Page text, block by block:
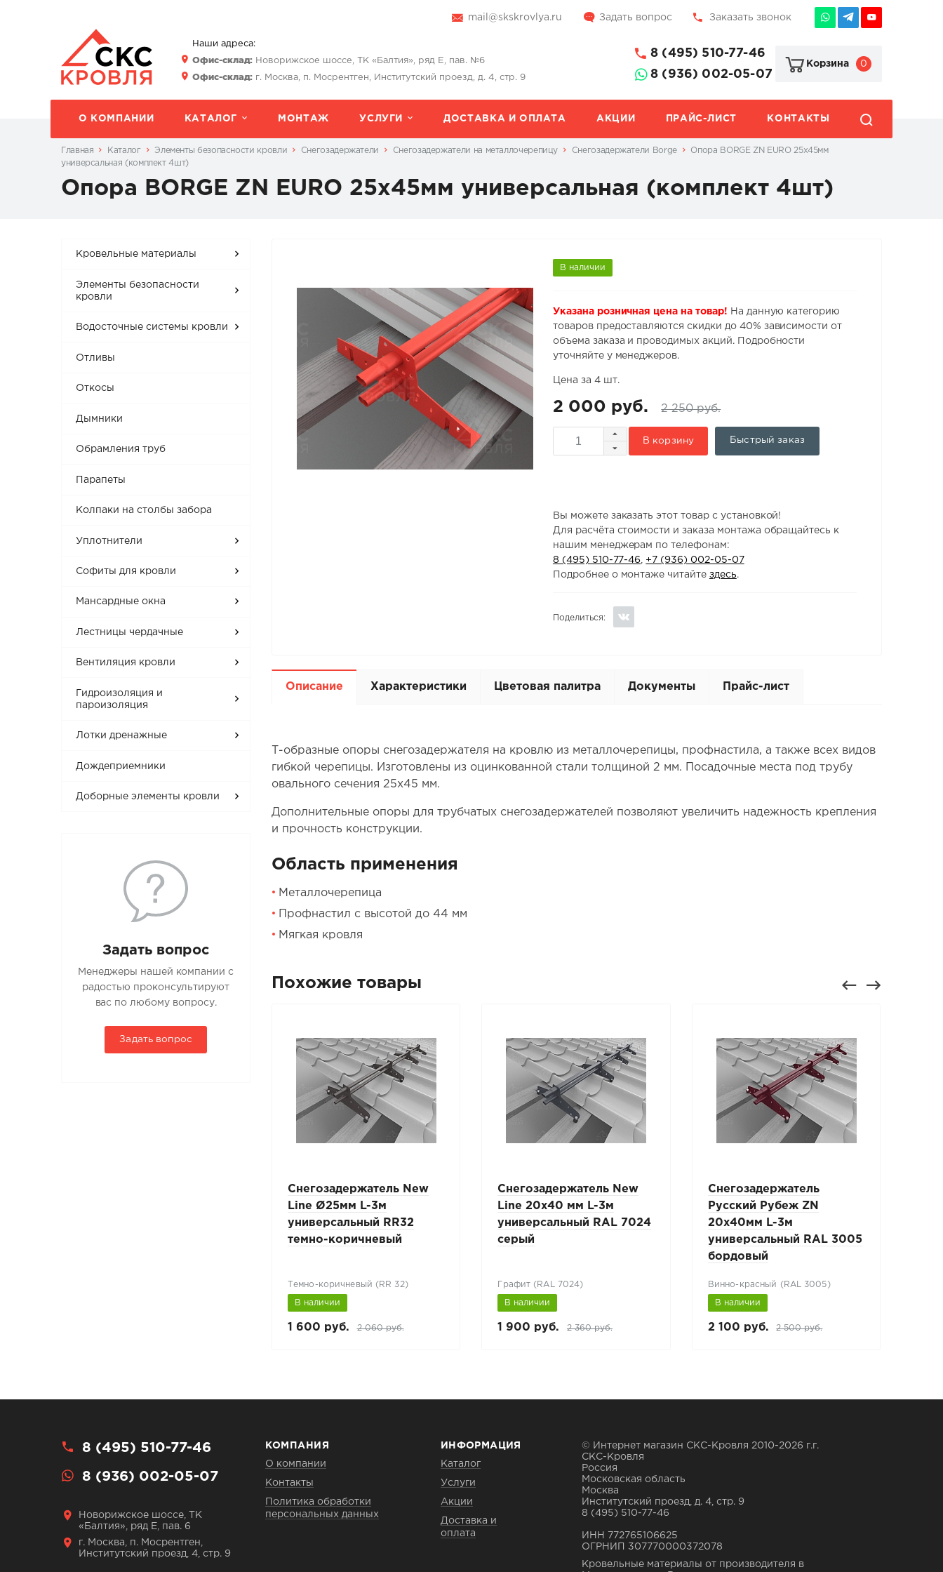
mail@skskrovlya.ru Задать вопрос Заказать звонок
Наши адреса:
Офис-склад:Новорижское шоссе, ТК «Балтия», ряд Е, пав. №6
Офис-склад:г. Москва, п. Мосрентген, Институтский проезд, д. 4, стр. 9
8 (495) 510-77-46
8 (936) 002-05-07
Корзина 0
О КОМПАНИИ КАТАЛОГ МОНТАЖ УСЛУГИ ДОСТАВКА И ОПЛАТА АКЦИИ ПРАЙС-ЛИСТ КОНТАКТЫ
Главная Каталог Элементы безопасности кровли Снегозадержатели Снегозадержатели на металлочерепицу Снегозадержатели Borge
Опора BORGE ZN EURO 25х45мм
универсальная (комплект 4шт)
Опора BORGE ZN EURO 25х45мм универсальная (комплект 4шт)
Кровельные материалы
Элементы безопасности
кровли
Водосточные системы кровли
Отливы
Откосы
Дымники
Обрамления труб
Парапеты
Колпаки на столбы забора
Уплотнители
Софиты для кровли
Мансардные окна
Лестницы чердачные
Вентиляция кровли
Гидроизоляция и
пароизоляция
Лотки дренажные
Дождеприемники
Доборные элементы кровли
Задать вопрос
Менеджеры нашей компании с
радостью проконсультируют
вас по любому вопросу.
Задать вопрос
В наличии
Указана розничная цена на товар! На данную категорию
товаров предоставляются скидки до 40% зависимости от
объема заказа и проводимых акций. Подробности
уточняйте у менеджеров.
Цена за 4 шт.
2 000 руб. 2 250 руб.
В корзину Быстрый заказ
Вы можете заказать этот товар с установкой!
Для расчёта стоимости и заказа монтажа обращайтесь к
нашим менеджерам по телефонам:
8 (495) 510-77-46
+7 (936) 002-05-07
Подробнее о монтаже читайте здесь.
Поделиться:
Описание Характеристики Цветовая палитра Документы Прайс-лист
Т-образные опоры снегозадержателя на кровлю из металлочерепицы, профнастила, а также всех видов
гибкой черепицы. Изготовлены из оцинкованной стали толщиной 2 мм. Посадочные места под трубу
овального сечения 25х45 мм.
Дополнительные опоры для трубчатых снегозадержателей позволяют увеличить надежность крепления
и прочность конструкции.
Область применения
Металлочерепица
Профнастил с высотой до 44 мм
Мягкая кровля
Похожие товары
Снегозадержатель New
Line Ø25мм L-3м
универсальный RR32
темно-коричневый
Темно-коричневый (RR 32)
В наличии
1 600 руб. 2 060 руб.
Снегозадержатель New
Line 20х40 мм L-3м
универсальный RAL 7024
серый
Графит (RAL 7024)
В наличии
1 900 руб. 2 360 руб.
Снегозадержатель
Русский Рубеж ZN
20х40мм L-3м
универсальный RAL 3005
бордовый
Винно-красный (RAL 3005)
В наличии
2 100 руб. 2 500 руб.
8 (495) 510-77-46
8 (936) 002-05-07
Новорижское шоссе, ТК
«Балтия», ряд Е, пав. 6
г. Москва, п. Мосрентген,
Институтский проезд, 4, стр. 9
КОМПАНИЯ
О компании
Контакты
Политика обработки
персональных данных
ИНФОРМАЦИЯ
Каталог
Услуги
Акции
Доставка и
оплата
© Интернет магазин СКС-Кровля 2010-2026 г.г.
СКС-Кровля
Россия
Московская область
Москва
Институтский проезд, д. 4, стр. 9
8 (495) 510-77-46
ИНН 772765106625
ОГРНИП 307770000372078
Кровельные материалы от производителя в